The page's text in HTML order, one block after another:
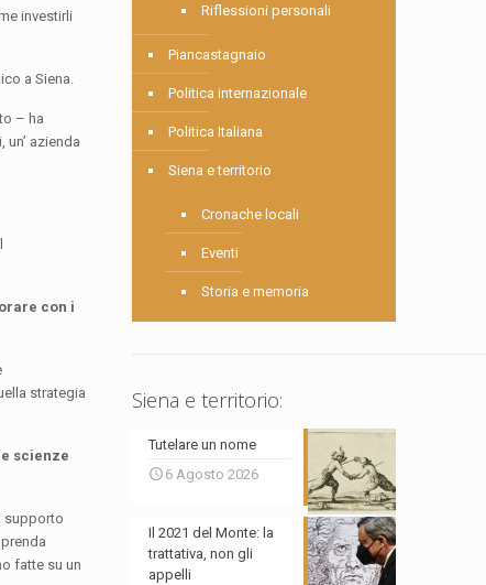
investirli
a Siena.
– ha
azienda
con i
strategia
scienze
supporto
fatte su un
Riflessioni personali
Piancastagnaio
Politica internazionale
Politica Italiana
Siena e territorio
Cronache locali
Eventi
Storia e memoria
Siena e territorio:
Tutelare un nome
6 Agosto 2026
Il 2021 del Monte: la
trattativa, non gli
appelli